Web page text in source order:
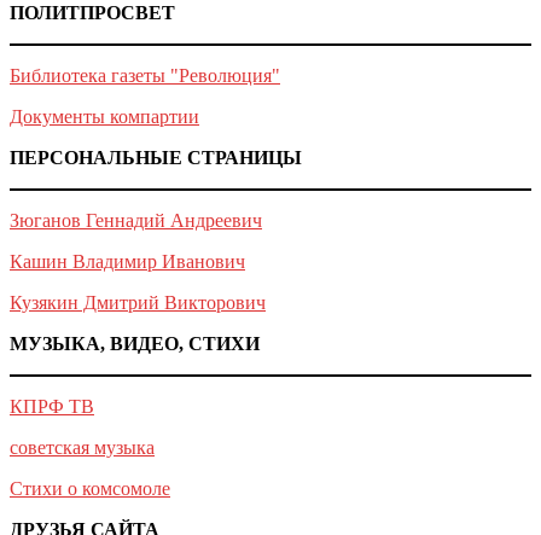
ПОЛИТПРОСВЕТ
Библиотека газеты "Революция"
Документы компартии
ПЕРСОНАЛЬНЫЕ СТРАНИЦЫ
Зюганов Геннадий Андреевич
Кашин Владимир Иванович
Кузякин Дмитрий Викторович
МУЗЫКА, ВИДЕО, СТИХИ
КПРФ ТВ
советская музыка
Стихи о комсомоле
ДРУЗЬЯ САЙТА